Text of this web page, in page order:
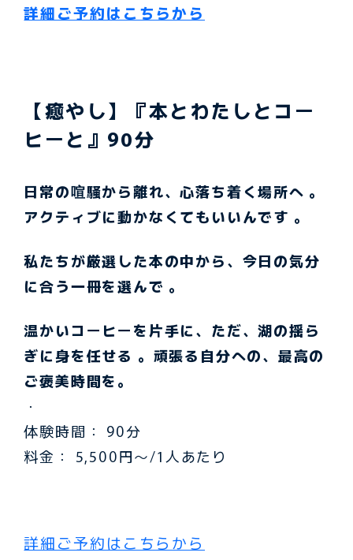
詳細ご予約はこちらから
【癒やし】『本とわたしとコー
ヒーと』90分
日常の喧騒から離れ、心落ち着く場所へ 。
アクティブに動かなくてもいいんです 。
私たちが厳選した本の中から、今日の気分
に合う一冊を選んで 。
温かいコーヒーを片手に、ただ、湖の揺ら
ぎに身を任せる 。頑張る自分への、最高の
ご褒美時間を。
・
体験時間： 90分
料金： 5,500円〜/1人あたり
詳細ご予約はこちらから